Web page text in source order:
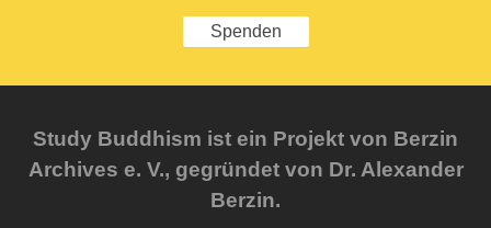
Spenden
Study Buddhism ist ein Projekt von Berzin
Archives e. V., gegründet von Dr. Alexander
Berzin.